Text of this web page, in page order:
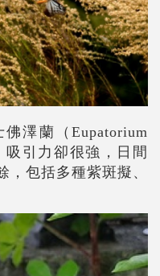
佛澤蘭 （ Eupatorium
吸引力卻很強，日間
包括多種紫斑擬、